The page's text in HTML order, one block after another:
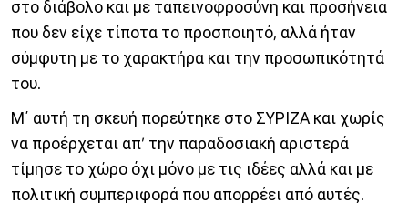
στο διάβολο και με ταπεινοφροσύνη και προσήνεια
που δεν είχε τίποτα το προσποιητό, αλλά ήταν
σύμφυτη με το χαρακτήρα και την προσωπικότητά
του.
Μ΄ αυτή τη σκευή πορεύτηκε στο ΣΥΡΙΖΑ και χωρίς
να προέρχεται απ’ την παραδοσιακή αριστερά
τίμησε το χώρο όχι μόνο με τις ιδέες αλλά και με
πολιτική συμπεριφορά που απορρέει από αυτές.